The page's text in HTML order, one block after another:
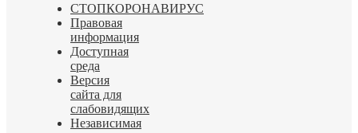
СТОПКОРОНАВИРУС
Правовая
информация
Доступная
среда
Версия
сайта для
слабовидящих
Независимая